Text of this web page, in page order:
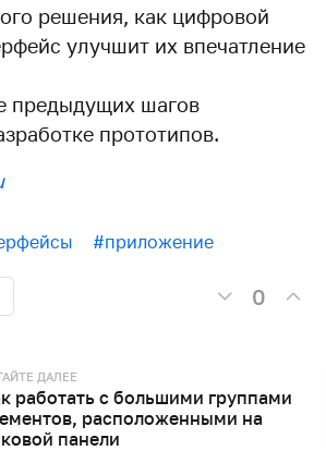
решения, как цифровой
улучшит их впечатление
предыдущих шагов
прототипов.
#приложение
0
ДАЛЕЕ
работать с большими группами
расположенными на
панели